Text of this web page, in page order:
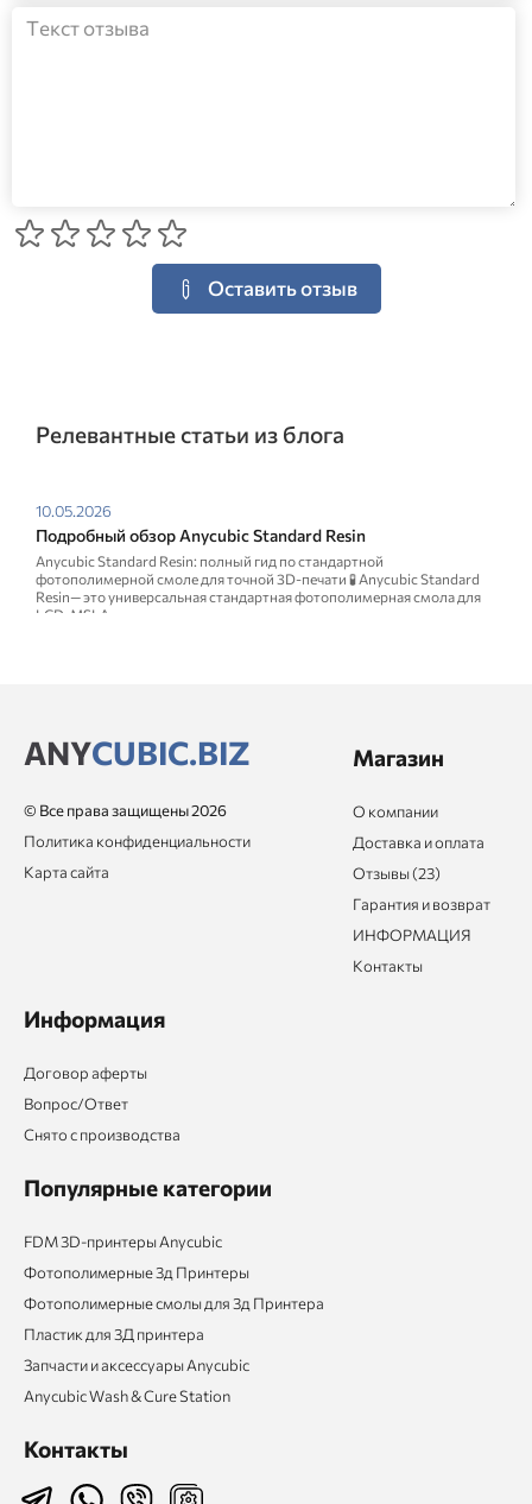
Оставить отзыв
Релевантные статьи из блога
Подробный обзор Anycubic Standard Resin
10.05.2026
Anycubic Standard Resin: полный гид по стандартной
фотополимерной смоле для точной 3D-печати 🧪 Anycubic Standard
Resin— это универсальная стандартная фотополимерная смола для
LCD, MSLA ...
ANYCUBIC.BIZ
© Все права защищены 2026
Политика конфиденциальности
Карта сайта
Магазин
О компании
Доставка и оплата
Отзывы (23)
Гарантия и возврат
ИНФОРМАЦИЯ
Контакты
Информация
Договор аферты
Вопрос/Ответ
Снято с производства
Популярные категории
FDM 3D-принтеры Anycubic
Фотополимерные 3д Принтеры
Фотополимерные смолы для 3д Принтера
Пластик для 3Д принтера
Запчасти и аксессуары Anycubic
Anycubic Wash & Cure Station
Контакты